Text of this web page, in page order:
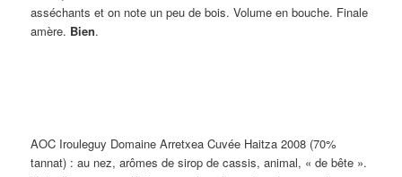
asséchants et on note un peu de bois. Volume en bouche. Finale
amère. Bien.
AOC Irouleguy Domaine Arretxea Cuvée Haitza 2008 (70%
tannat) : au nez, arômes de sirop de cassis, animal, « de bête ».